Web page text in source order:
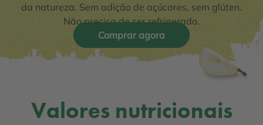
da natureza. Sem adição de açúcares, sem glúten.
Não precisa de ser refrigerado.
Comprar agora
Valores nutricionais